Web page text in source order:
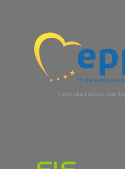
Evropska ljudska stranka